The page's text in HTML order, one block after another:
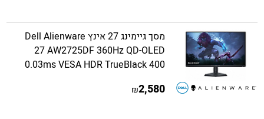
מסך גיימינג 27 אינץ Dell Alienware
27 AW2725DF 360Hz QD-OLED
0.03ms VESA HDR TrueBlack 400
2,580
₪